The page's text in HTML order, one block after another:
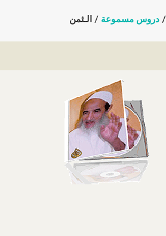
/دروس مسموعة / الـثمن